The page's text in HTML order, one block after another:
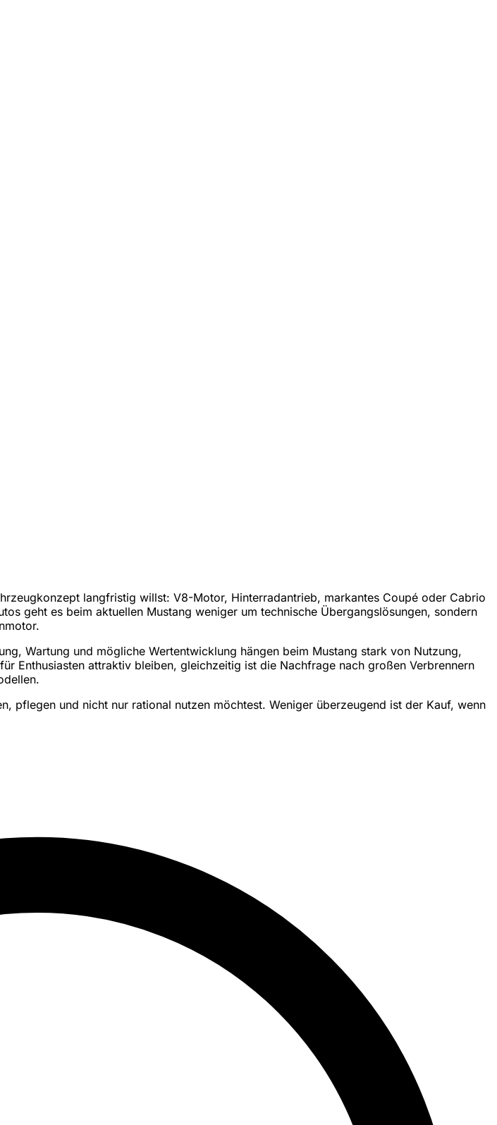
langfristig willst: V8-Motor, Hinterradantrieb, markantes Coupé oder Cabrio
geht es beim aktuellen Mustang weniger um technische Übergangslösungen, sondern
Wartung und mögliche Wertentwicklung hängen beim Mustang stark von Nutzung,
Enthusiasten attraktiv bleiben, gleichzeitig ist die Nachfrage nach großen Verbrennern
pflegen und nicht nur rational nutzen möchtest. Weniger überzeugend ist der Kauf, wenn